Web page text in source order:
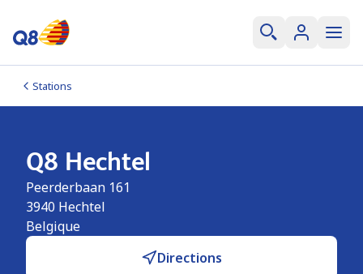
Stations
Q8 Hechtel
Peerderbaan 161
3940 Hechtel
Belgique
Directions